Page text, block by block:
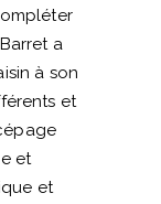
a
à son
et
et
et